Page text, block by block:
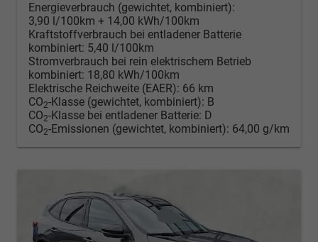
Energieverbrauch (gewichtet, kombiniert):
3,90 l/100km + 14,00 kWh/100km
Kraftstoffverbrauch bei entladener Batterie
kombiniert: 5,40 l/100km
Stromverbrauch bei rein elektrischem Betrieb
kombiniert: 18,80 kWh/100km
Elektrische Reichweite (EAER): 66 km
CO2-Klasse (gewichtet, kombiniert): B
CO2-Klasse bei entladener Batterie: D
CO2-Emissionen (gewichtet, kombiniert): 64,00 g/km